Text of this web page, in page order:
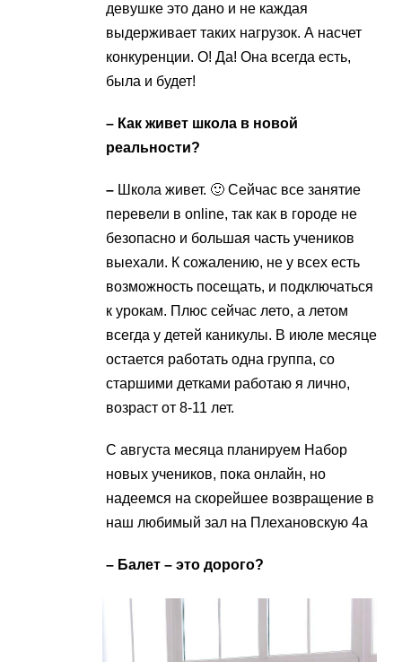
девушке это дано и не каждая
выдерживает таких нагрузок. А насчет
конкуренции. О! Да! Она всегда есть,
была и будет!
– Как живет школа в новой
реальности?
– Школа живет. 🙂 Сейчас все занятие
перевели в online, так как в городе не
безопасно и большая часть учеников
выехали. К сожалению, не у всех есть
возможность посещать, и подключаться
к урокам. Плюс сейчас лето, а летом
всегда у детей каникулы. В июле месяце
остается работать одна группа, со
старшими детками работаю я лично,
возраст от 8-11 лет.
С августа месяца планируем Набор
новых учеников, пока онлайн, но
надеемся на скорейшее возвращение в
наш любимый зал на Плехановскую 4а
– Балет – это дорого?